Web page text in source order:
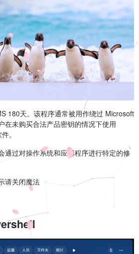
180天。该程序通常被用作绕过 Microsoft
在未购买合法产品密钥的情况下使用
。
通过对操作系统和应用程序进行特定的修
请关闭魔法